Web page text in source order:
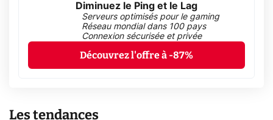
Diminuez le Ping et le Lag
Serveurs optimisés pour le gaming
Réseau mondial dans 100 pays
Connexion sécurisée et privée
Découvrez l'offre à -87%
Les tendances